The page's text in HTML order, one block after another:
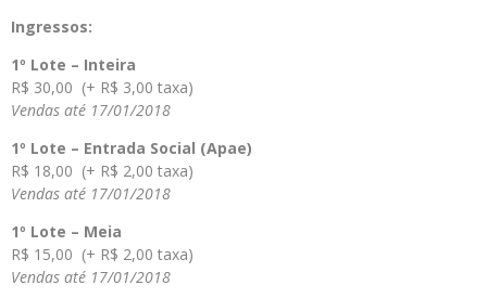
Ingressos:
1º Lote – Inteira
R$ 30,00 (+ R$ 3,00 taxa)
Vendas até 17/01/2018
1º Lote – Entrada Social (Apae)
R$ 18,00 (+ R$ 2,00 taxa)
Vendas até 17/01/2018
1º Lote – Meia
R$ 15,00 (+ R$ 2,00 taxa)
Vendas até 17/01/2018